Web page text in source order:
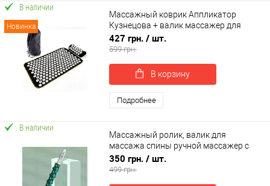
Новинка
В наличии
Массажный коврик Аппликатор
Кузнецова + валик массажер для
спины/шеи/ног/стоп/головы/тела
OSPORT (apl-038)
427 грн. / шт.
599 грн.
В корзину
Подробнее
В наличии
Массажный ролик, валик для
массажа спины ручной массажер с
двумя ручками для шеи, ног 49х5см
OSPORT (MS 4815)
350 грн. / шт.
499 грн.